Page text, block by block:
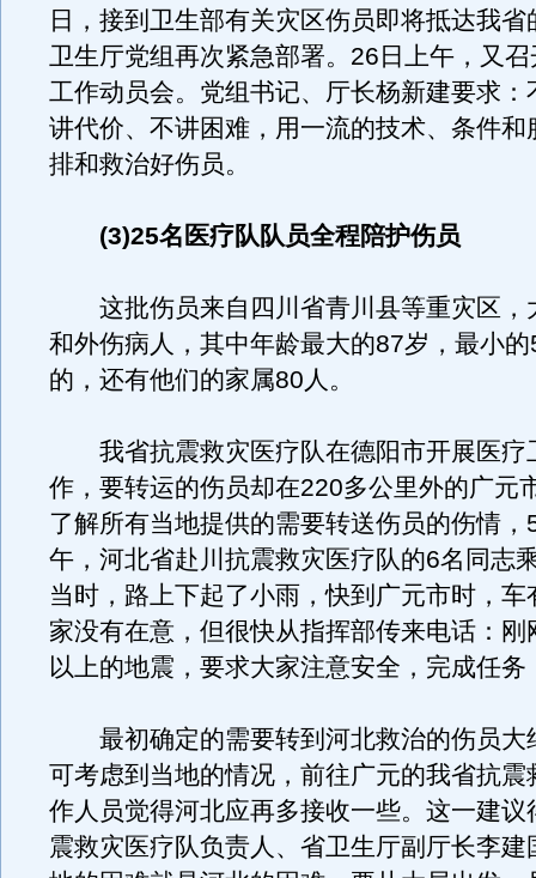
日，接到卫生部有关灾区伤员即将抵达我省
卫生厅党组再次紧急部署。26日上午，又
工作动员会。党组书记、厅长杨新建要求：
讲代价、不讲困难，用一流的技术、条件和
排和救治好伤员。
(3)25名医疗队队员全程陪护伤员
这批伤员来自四川省青川县等重灾区，
和外伤病人，其中年龄最大的87岁，最小
的，还有他们的家属80人。
我省抗震救灾医疗队在德阳市开展医疗
作，要转运的伤员却在220多公里外的广元
了解所有当地提供的需要转送伤员的伤情，
午，河北省赴川抗震救灾医疗队的6名同志
当时，路上下起了小雨，快到广元市时，车
家没有在意，但很快从指挥部传来电话：刚
以上的地震，要求大家注意安全，完成任务
最初确定的需要转到河北救治的伤员大
可考虑到当地的情况，前往广元的我省抗震
作人员觉得河北应再多接收一些。这一建议
震救灾医疗队负责人、省卫生厅副厅长李建